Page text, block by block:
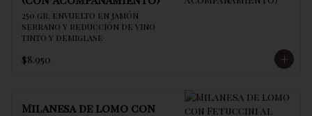
250 gr. envuelto en jamón
serrano y reducción de vino
tinto y demiglase
$8.950
Milanesa de lomo con